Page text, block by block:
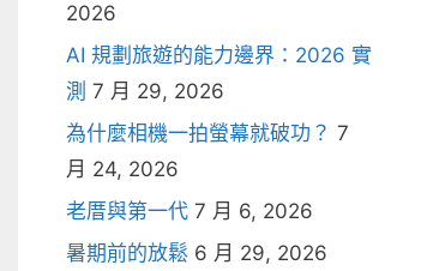
2026
AI 規劃旅遊的能力邊界：2026 實
測 7 月 29, 2026
為什麼相機一拍螢幕就破功？ 7
月 24, 2026
老厝與第一代 7 月 6, 2026
暑期前的放鬆 6 月 29, 2026